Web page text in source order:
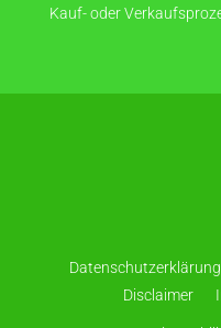
Kauf- oder
Datenschutzerklärung
Disclaimer